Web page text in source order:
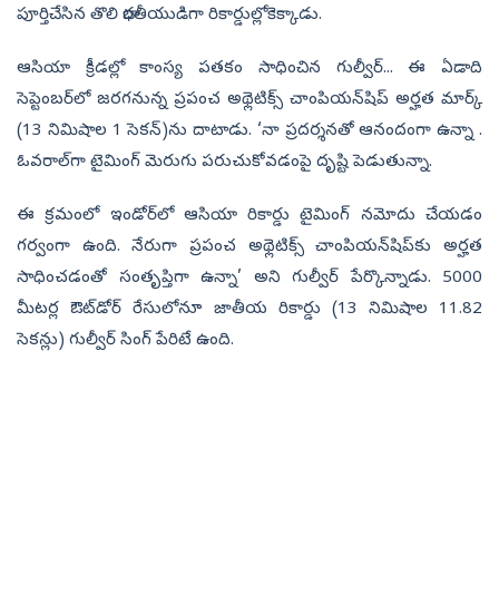
పూర్తిచేసిన తొలి భారతీయుడిగా రికార్డుల్లోకెక్కాడు.
ఆసియా క్రీడల్లో కాంస్య పతకం సాధించిన గుల్వీర్‌... ఈ ఏడాది
సెప్టెంబర్‌లో జరగనున్న ప్రపంచ అథ్లెటిక్స్‌ చాంపియన్‌షిప్‌ అర్హత మార్క్‌
(13 నిమిషాల 1 సెకన్‌)ను దాటాడు. ‘నా ప్రదర్శనతో ఆనందంగా ఉన్నా .
ఓవరాల్‌గా టైమింగ్‌ మెరుగు పరుచుకోవడంపై దృష్టి పెడుతున్నా.
ఈ క్రమంలో ఇండోర్‌లో ఆసియా రికార్డు టైమింగ్‌ నమోదు చేయడం
గర్వంగా ఉంది. నేరుగా ప్రపంచ అథ్లెటిక్స్‌ చాంపియన్‌షిప్‌కు అర్హత
సాధించడంతో సంతృప్తిగా ఉన్నా’ అని గుల్వీర్‌ పేర్కొన్నాడు. 5000
మీటర్ల ఔట్‌డోర్‌ రేసులోనూ జాతీయ రికార్డు (13 నిమిషాల 11.82
సెకన్లు) గుల్వీర్‌ సింగ్‌ పేరిటే ఉంది.